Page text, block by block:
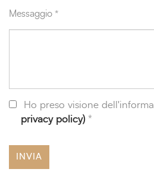
Messaggio *
Ho preso visione
privacy policy) *